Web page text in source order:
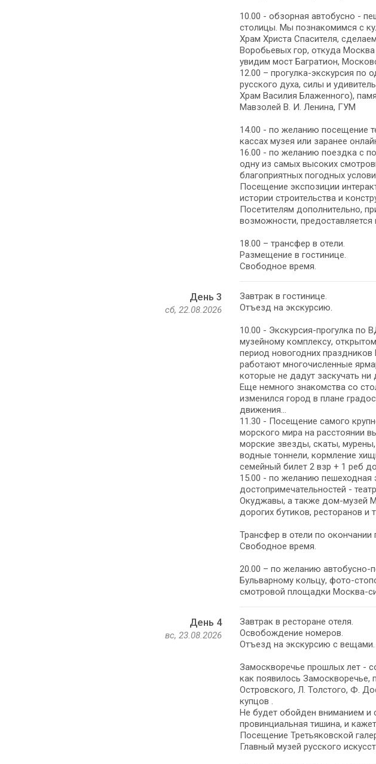
10.00 - обзорная автобусно -
столицы. Мы познакомимся с
Храм Христа Спасителя,
Воробьевых гор, откуда
увидим мост Багратион,
12.00 – прогулка-экскурсия
русского духа, силы и
Храм Василия Блаженного),
Мавзолей В. И. Ленина, ГУМ
14.00 - по желанию посещение
кассах музея или заранее
16.00 - по желанию поездка с
одну из самых высоких
благоприятных погодных
Посещение экспозиции
истории строительства и
Посетителям дополнительно,
возможности,
18.00 – трансфер в отели.
Размещение в гостинице.
Свободное время.
День 3
сб, 22.08.2026
Завтрак в гостинице.
Отъезд на экскурсию.
10.00 - Экскурсия-прогулка по
музейному комплексу,
период новогодних
работают многочисленные
которые не дадут заскучать
Еще немного знакомства со
изменился город в плане
движения...
11.30 - Посещение самого
морского мира на расстоянии
морские звезды, скаты,
водные тоннели, кормление
семейный билет 2 взр + 1 реб
15.00 - по желанию пешеходная
достопримечательностей -
Окуджавы, а также дом-музей
дорогих бутиков, ресторанов и
Трансфер в отели по окончании
Свободное время.
20.00 – по желанию автобусно-
Бульварному кольцу, фото-
смотровой площадки Москва-
День 4
вс, 23.08.2026
Завтрак в ресторане отеля.
Освобождение номеров.
Отъезд на экскурсию с вещами.
Замоскворечье прошлых лет -
как появилось Замоскворечье,
Островского, Л. Толстого, Ф.
купцов .
Не будет обойден вниманием и
провинциальная тишина, и
Посещение Третьяковской
Главный музей русского